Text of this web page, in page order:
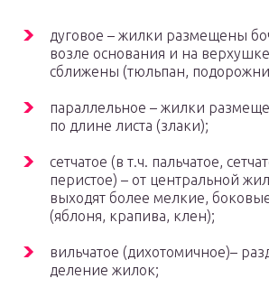
дуговое – жилки размещены
возле основания и на
сближены (тюльпан,
параллельное – жилки
по длине листа (злаки);
сетчатое (в т.ч. пальчатое,
перистое) – от центральной
выходят более мелкие,
(яблоня, крапива, клен);
вильчатое (дихотомичное)–
деление жилок;